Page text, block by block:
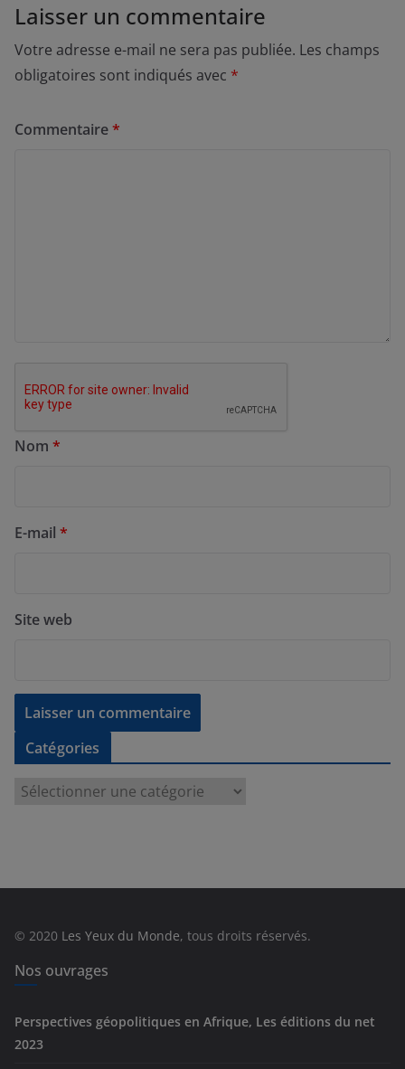
Laisser un commentaire
Votre adresse e-mail ne sera pas publiée. Les champs
obligatoires sont indiqués avec *
Commentaire*
Nom *
E-mail *
Site web
Catégories
e
© 2020 Les Yeux du Monde, tous droits réservés.
Nos ouvrages
Perspectives géopolitiques en Afrique, Les éditions du net
2023